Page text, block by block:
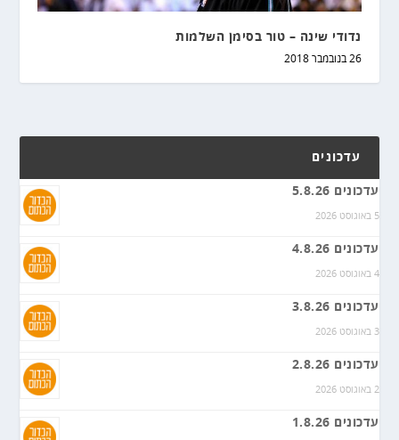
נדודי שינה – טור בסימן השלמות
26 בנובמבר 2018
עדכונים
עדכונים 5.8.26
5 באוגוסט 2026
עדכונים 4.8.26
4 באוגוסט 2026
עדכונים 3.8.26
3 באוגוסט 2026
עדכונים 2.8.26
2 באוגוסט 2026
עדכונים 1.8.26